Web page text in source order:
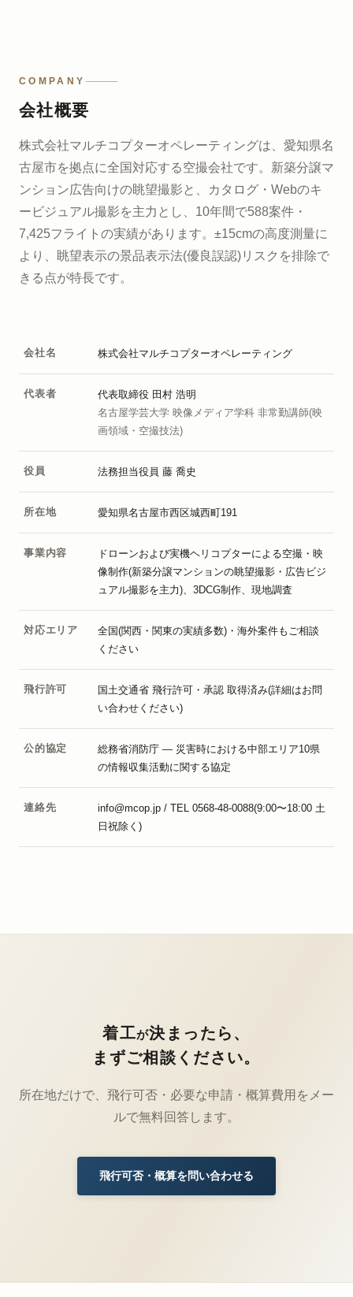
COMPANY
会社概要
株式会社マルチコプターオペレーティングは、愛知県名
古屋市を拠点に全国対応する空撮会社です。新築分譲マ
ンション広告向けの眺望撮影と、カタログ・Webのキ
ービジュアル撮影を主力とし、10年間で588案件・
7,425フライトの実績があります。±15cmの高度測量に
より、眺望表示の景品表示法(優良誤認)リスクを排除で
きる点が特長です。
会社名 株式会社マルチコプターオペレーティング
代表者 代表取締役 田村 浩明
名古屋学芸大学 映像メディア学科 非常勤講師(映
画領域・空撮技法)
役員 法務担当役員 藤 喬史
所在地 愛知県名古屋市西区城西町191
事業内容
ドローンおよび実機ヘリコプターによる空撮・映
像制作(新築分譲マンションの眺望撮影・広告ビジ
ュアル撮影を主力)、3DCG制作、現地調査
対応エリア
全国(関西・関東の実績多数)・海外案件もご相談
ください
飛行許可
国土交通省 飛行許可・承認 取得済み(詳細はお問
い合わせください)
公的協定
総務省消防庁 — 災害時における中部エリア10県
の情報収集活動に関する協定
連絡先
info@mcop.jp / TEL 0568-48-0088(9:00〜18:00 土
日祝除く)
着工が決まったら、
まずご相談ください。
所在地だけで、飛行可否・必要な申請・概算費用をメー
ルで無料回答します。
飛行可否・概算を問い合わせる